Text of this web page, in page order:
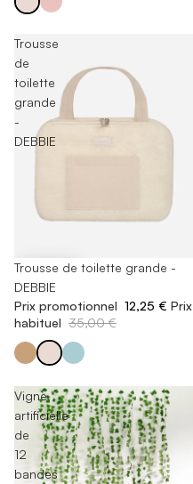
Trousse
de
toilette
grande
-
DEBBIE
-65%
Trousse de toilette grande -
DEBBIE
Prix promotionnel 12,25 € Prix
habituel 35,00 €
Vigne
artificielle
de
12
bandes